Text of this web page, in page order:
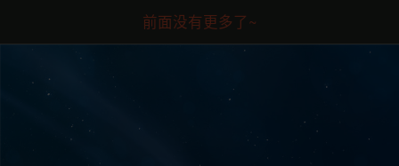
前面没有更多了~